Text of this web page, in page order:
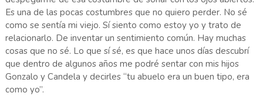
Es una de las pocas costumbres que no quiero perder. No sé
como se sentía mi viejo. Sí siento como estoy yo y trato de
relacionarlo. De inventar un sentimiento común. Hay muchas
cosas que no sé. Lo que sí sé, es que hace unos días descubrí
que dentro de algunos años me podré sentar con mis hijos
Gonzalo y Candela y decirles “tu abuelo era un buen tipo, era
como yo”.